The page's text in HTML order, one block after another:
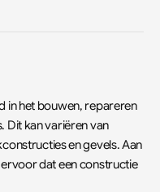
in het bouwen, repareren
Dit kan variëren van
en gevels. Aan
dat een constructie